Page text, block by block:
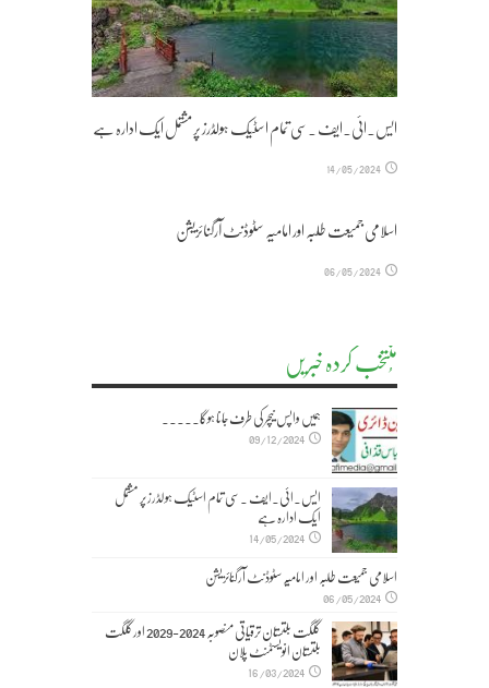
ایس۔ائی۔ایف ۔سی تمام اسٹیک ہولڈرز پر مشتمل ایک ادارہ ہے
14/05/2024
اسلامی جمیعت طلبہ اور امامیہ سٹوڈنٹ آرگنائزیشن
06/05/2024
مُنتخب کردہ خبریں
ہمیں واپس نیچر کی طرف جانا ہوگا۔۔۔۔۔
09/12/2024
ایس۔ائی۔ایف ۔سی تمام اسٹیک ہولڈرز پر مشتمل
ایک ادارہ ہے
14/05/2024
اسلامی جمیعت طلبہ اور امامیہ سٹوڈنٹ آرگنائزیشن
06/05/2024
گلگت بلتستان ترقیاتی منصوبہ 2024-2029 اورگلگت
بلتستان انویسٹمنٹ پلان
16/03/2024